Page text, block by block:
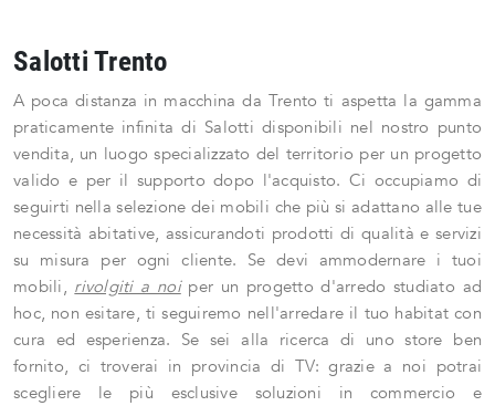
Salotti Trento
A poca distanza in macchina da Trento ti aspetta la gamma
praticamente infinita di Salotti disponibili nel nostro punto
vendita, un luogo specializzato del territorio per un progetto
valido e per il supporto dopo l'acquisto. Ci occupiamo di
seguirti nella selezione dei mobili che più si adattano alle tue
necessità abitative, assicurandoti prodotti di qualità e servizi
su misura per ogni cliente. Se devi ammodernare i tuoi
mobili, rivolgiti a noiper un progetto d'arredo studiato ad
hoc, non esitare, ti seguiremo nell'arredare il tuo habitat con
cura ed esperienza. Se sei alla ricerca di uno store ben
fornito, ci troverai in provincia di TV: grazie a noi potrai
scegliere le più esclusive soluzioni in commercio e